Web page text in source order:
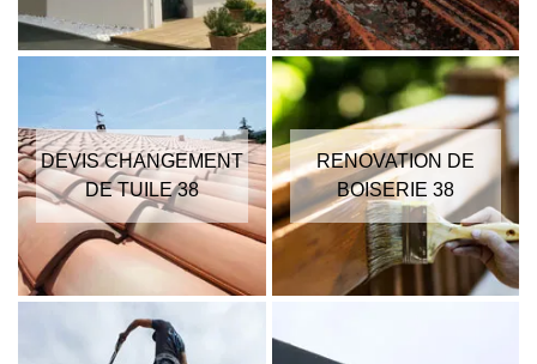
DEVIS CHANGEMENT
DE TUILE 38
RENOVATION DE
BOISERIE 38